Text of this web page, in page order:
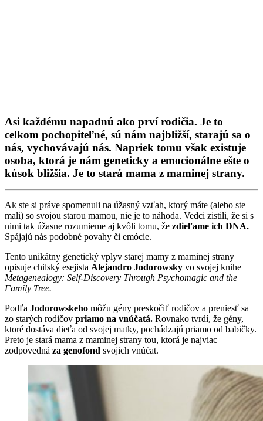
Asi každému napadnú ako prví rodičia. Je to
celkom pochopiteľné, sú nám najbližší, starajú sa o
nás, vychovávajú nás. Napriek tomu však existuje
osoba, ktorá je nám geneticky a emocionálne ešte o
kúsok bližšia. Je to stará mama z maminej strany.
Ak ste si práve spomenuli na úžasný vzťah, ktorý máte (alebo ste
mali) so svojou starou mamou, nie je to náhoda. Vedci zistili, že si s
nimi tak úžasne rozumieme aj kvôli tomu, že zdieľame ich DNA.
Spájajú nás podobné povahy či emócie.
Tento unikátny genetický vplyv starej mamy z maminej strany
opisuje chilský esejista Alejandro Jodorowsky vo svojej knihe
Metagenealogy: Self-Discovery Through Psychomagic and the
Family Tree.
Podľa Jodorowskeho môžu gény preskočiť rodičov a preniesť sa
zo starých rodičov priamo na vnúčatá. Rovnako tvrdí, že gény,
ktoré dostáva dieťa od svojej matky, pochádzajú priamo od babičky.
Preto je stará mama z maminej strany tou, ktorá je najviac
zodpovedná za genofond svojich vnúčat.